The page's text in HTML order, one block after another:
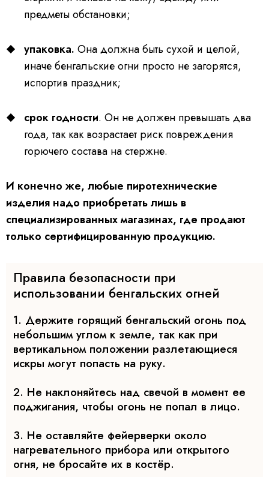
предметы обстановки;
упаковка. Онадолжна быть сухой и целой,
иначе бенгальские огни просто не загорятся,
испортив праздник;
срок годности. Он не должен превышать два
года, так как возрастает риск повреждения
горючего состава на стержне.
И конечно же, любые пиротехнические
изделия надо приобретать лишь в
специализированных магазинах, где продают
только сертифицированную продукцию.
Правила безопасности при
использовании бенгальских огней
1. Держите горящий бенгальский огонь под
небольшим углом к земле, так как при
вертикальном положении разлетающиеся
искры могут попасть на руку.
2. Не наклоняйтесь над свечой в момент ее
поджигания, чтобы огонь не попал в лицо.
3. Не оставляйте фейерверки около
нагревательного прибора или открытого
огня, не бросайте их в костёр.